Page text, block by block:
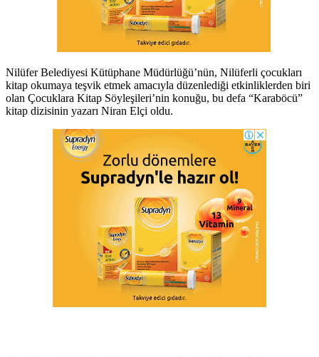
Nilüfer Belediyesi Kütüphane Müdürlüğü’nün, Nilüferli çocukları
kitap okumaya teşvik etmek amacıyla düzenlediği etkinliklerden biri
olan Çocuklara Kitap Söyleşileri’nin konuğu, bu defa “Karaböcü”
kitap dizisinin yazarı Niran Elçi oldu.